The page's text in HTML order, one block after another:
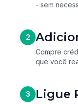
- sem
2
Compre
que você
3
Ligue